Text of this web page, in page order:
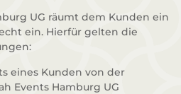
UG räumt dem Kunden ein
ein. Hierfür gelten die
eines Kunden von der
Events Hamburg UG